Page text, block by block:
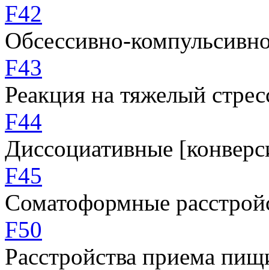
F42
Обсессивно-
F43
Реакция на тяжелый
F44
Диссоциативные
F45
Соматоформные
F50
Расстройства приема